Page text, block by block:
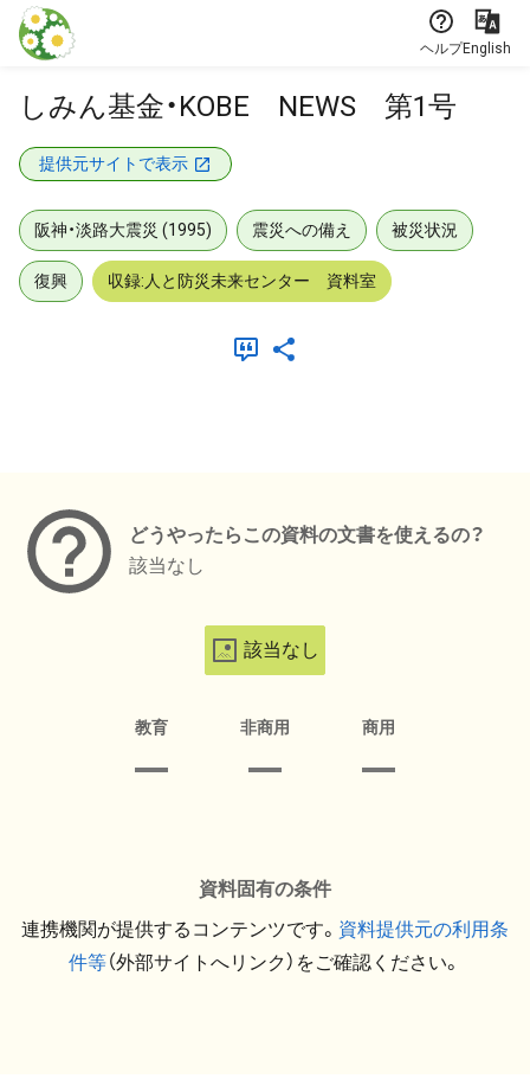
本文に飛ぶ
ヘルプEnglish
しみん基金・KOBE NEWS 第1号
提供元サイトで表示
阪神・淡路大震災 (1995) 震災への備え 被災状況
復興 収録:人と防災未来センター 資料室
どうやったらこの資料の文書を使えるの？
該当なし
該当なし
教育 非商用 商用
資料固有の条件
連携機関が提供するコンテンツです。 資料提供元の利用条
件等（外部サイトへリンク）をご確認ください。